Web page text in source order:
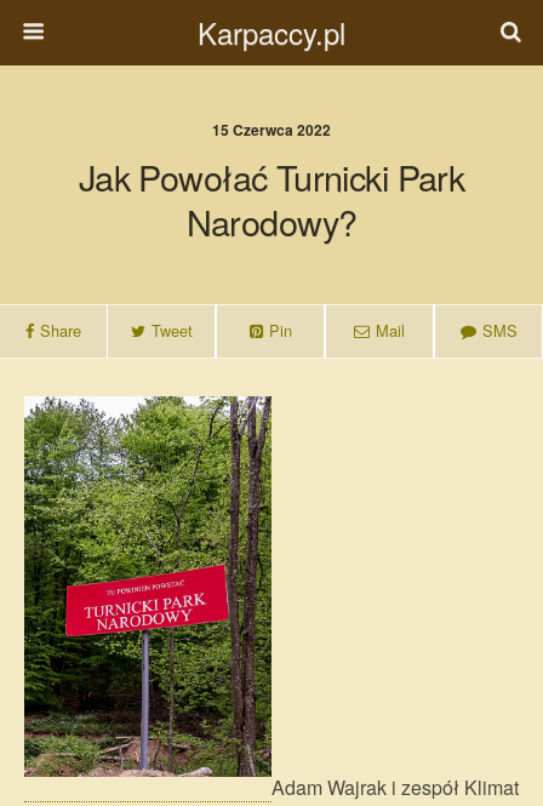
Karpaccy.pl
15 Czerwca 2022
Jak Powołać Turnicki Park
Narodowy?
Share Tweet Pin Mail SMS
Adam Wajrak i zespół Klimat